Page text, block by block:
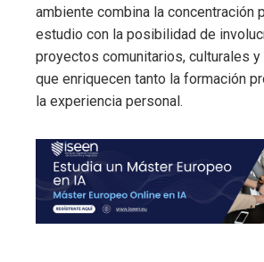
ambiente combina la concentración
estudio con la posibilidad de
proyectos comunitarios, culturales
que enriquecen tanto la formación
la experiencia personal.